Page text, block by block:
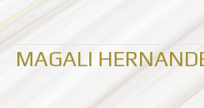
MAGALI
MAGALI
HERNANDEZ